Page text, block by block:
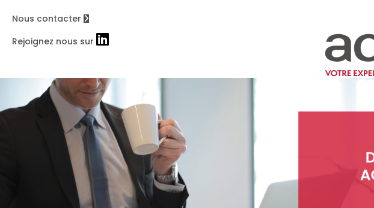
Nous contacter
Rejoignez nous sur